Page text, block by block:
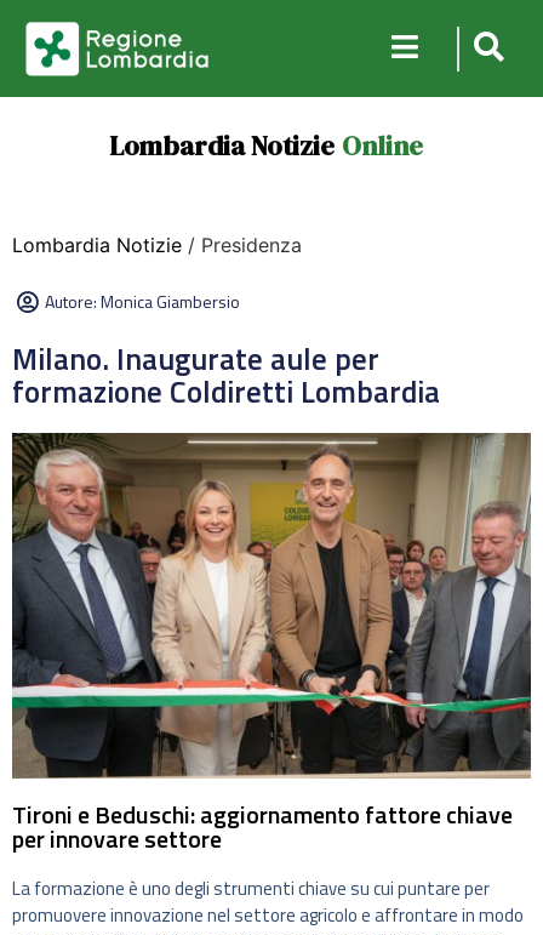
Lombardia Notizie Online
Lombardia Notizie / Presidenza
Autore:Monica Giambersio
Milano. Inaugurate aule per
formazione Coldiretti Lombardia
Tironi e Beduschi: aggiornamento fattore chiave
per innovare settore
La formazione è uno degli strumenti chiave su cui puntare per
promuovere innovazione nel settore agricolo e affrontare in modo